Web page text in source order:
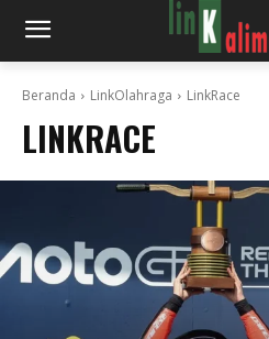
Beranda LinkOlahraga LinkRace
LINKRACE